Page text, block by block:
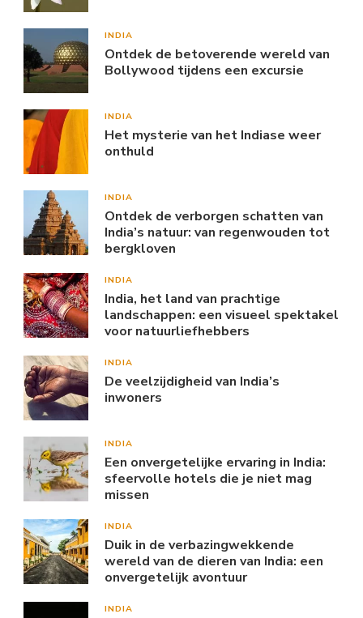
INDIA
Ontdek de betoverende wereld van
Bollywood tijdens een excursie
INDIA
Het mysterie van het Indiase weer
onthuld
INDIA
Ontdek de verborgen schatten van
India’s natuur: van regenwouden tot
bergkloven
INDIA
India, het land van prachtige
landschappen: een visueel spektakel
voor natuurliefhebbers
INDIA
De veelzijdigheid van India’s
inwoners
INDIA
Een onvergetelijke ervaring in India:
sfeervolle hotels die je niet mag
missen
INDIA
Duik in de verbazingwekkende
wereld van de dieren van India: een
onvergetelijk avontuur
INDIA